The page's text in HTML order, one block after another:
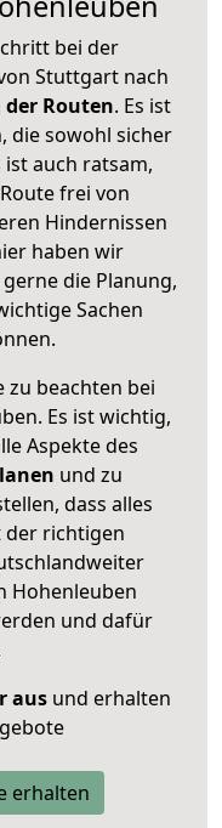
bei der
Stuttgart nach
Routen. Es ist
die sowohl sicher
auch ratsam,
frei von
Hindernissen
haben wir
die Planung,
Sachen
zu beachten bei
Es ist wichtig,
Aspekte des
und zu
dass alles
richtigen
Hohenleuben
und dafür
ausund erhalten
erhalten